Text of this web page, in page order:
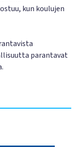
kun koulujen
parantavat